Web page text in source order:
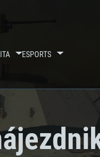
ESPORTS